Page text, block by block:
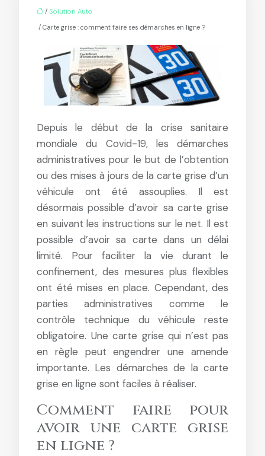
/ Solution Auto
/ Carte grise : comment faire ses démarches en ligne ?
Depuis le début de la crise sanitaire
mondiale du Covid-19, les démarches
administratives pour le but de l’obtention
ou des mises à jours de la carte grise d’un
véhicule ont été assouplies. Il est
désormais possible d’avoir sa carte grise
en suivant les instructions sur le net. Il est
possible d’avoir sa carte dans un délai
limité. Pour faciliter la vie durant le
confinement, des mesures plus flexibles
ont été mises en place. Cependant, des
parties administratives comme le
contrôle technique du véhicule reste
obligatoire. Une carte grise qui n’est pas
en règle peut engendrer une amende
importante. Les démarches de la carte
grise en ligne sont faciles à réaliser.
Comment faire pour
avoir une carte grise
en ligne ?